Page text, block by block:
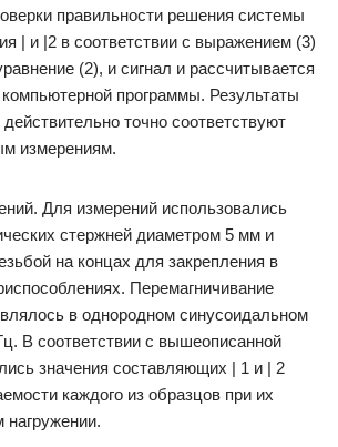
правильности решения системы
| и |2 в соответствии с выражением (3)
(2), и сигнал и рассчитывается
программы. Результаты
точно соответствуют
измерениям.
Для измерений использовались
стержней диаметром 5 мм и
на концах для закрепления в
Перемагничивание
в однородном синусоидальном
В соответствии с вышеописанной
значения составляющих | 1 и | 2
каждого из образцов при их
нагружении.